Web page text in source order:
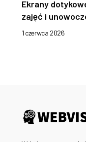
Ekrany
zajęć i
1 czerwca 2026